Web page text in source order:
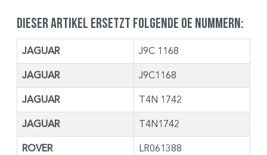
Dieser Artikel ersetzt folgende OE Nummern:
JAGUAR J9C 1168
JAGUAR J9C1168
JAGUAR T4N 1742
JAGUAR T4N1742
ROVER LR061388